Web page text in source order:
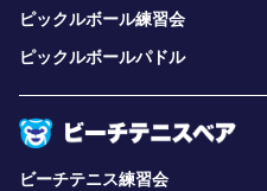
ピックルボール練習会
ピックルボールパドル
ビーチテニス練習会